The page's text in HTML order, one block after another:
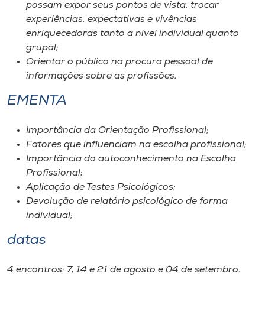
possam expor seus pontos de vista, trocar
experiências, expectativas e vivências
enriquecedoras tanto a nível individual quanto
grupal;
Orientar o público na procura pessoal de
informações sobre as profissões.
EMENTA
Importância da Orientação Profissional;
Fatores que influenciam na escolha profissional;
Importância do autoconhecimento na Escolha
Profissional;
Aplicação de Testes Psicológicos;
Devolução de relatório psicológico de forma
individual;
datas
4 encontros: 7, 14 e 21 de agosto e 04 de setembro.